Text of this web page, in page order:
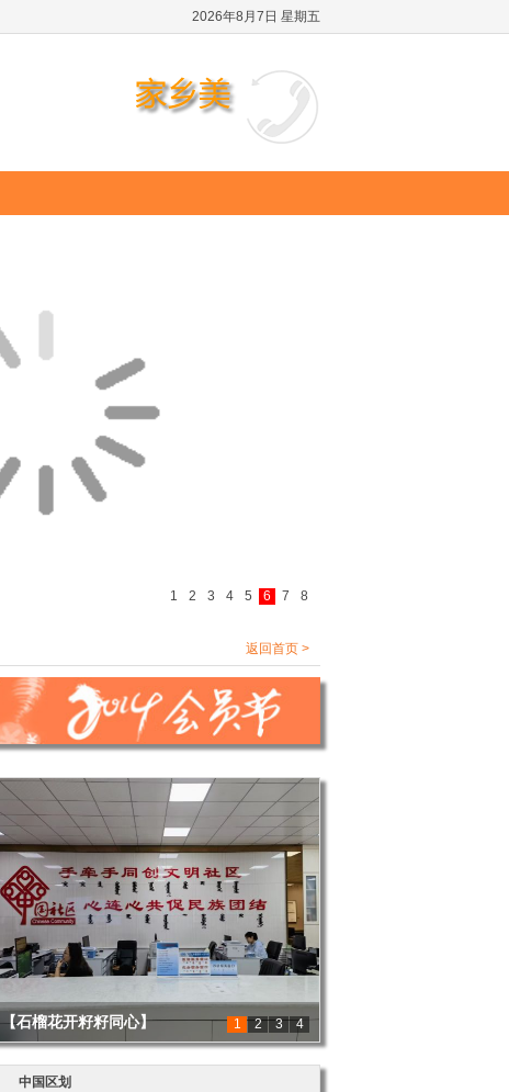
2026年8月7日 星期五
1 2 3 4 5 6 7 8
返回首页 >
1 2 3 4
【石榴花开籽籽同心】
中国区划